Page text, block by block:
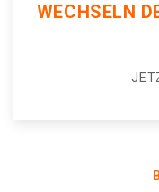
WECHSELN